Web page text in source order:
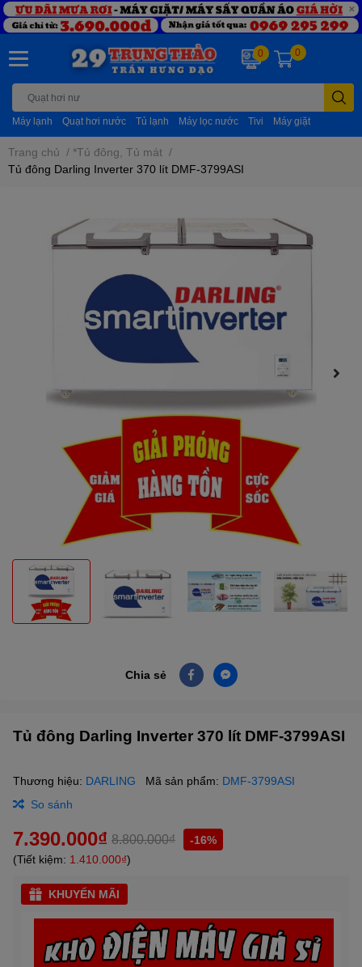
Máy lạnh Quạt hơi nước Tủ lạnh Máy lọc nước Tivi Máy giặt
0 0
Trang chủ / *Tủ đông, Tủ mát /
Tủ đông Darling Inverter 370 lít DMF-3799ASI
Chia sẻ
Tủ đông Darling Inverter 370 lít DMF-3799ASI
Thương hiệu: DARLING Mã sản phẩm: DMF-3799ASI
So sánh
7.390.000₫ 8.800.000₫
-16%
(Tiết kiệm: 1.410.000₫)
KHUYẾN MÃI